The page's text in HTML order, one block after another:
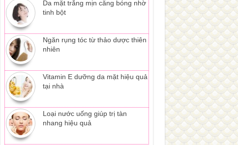
Da mặt trắng mịn căng bóng nhờ
tinh bột
Ngăn rụng tóc từ thảo dược thiên
nhiên
Vitamin E dưỡng da mặt hiệu quả
tại nhà
Loại nước uống giúp trị tàn
nhang hiệu quả